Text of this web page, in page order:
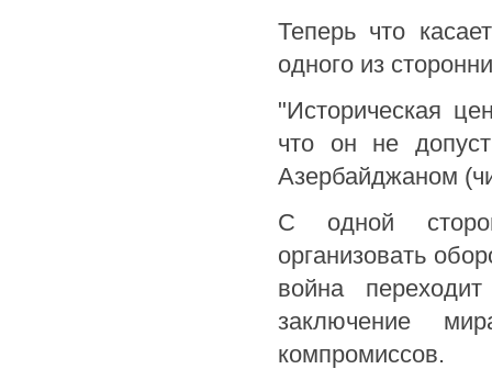
Теперь что
одного из
"Историческая
что он не
Азербайджаном
С одной
организовать
война
заключение
компромиссов.